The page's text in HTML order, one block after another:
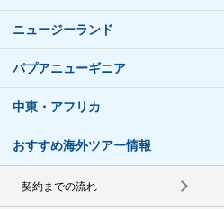
ニュージーランド
パプアニューギニア
中東・アフリカ
おすすめ海外ツアー情報
契約までの流れ